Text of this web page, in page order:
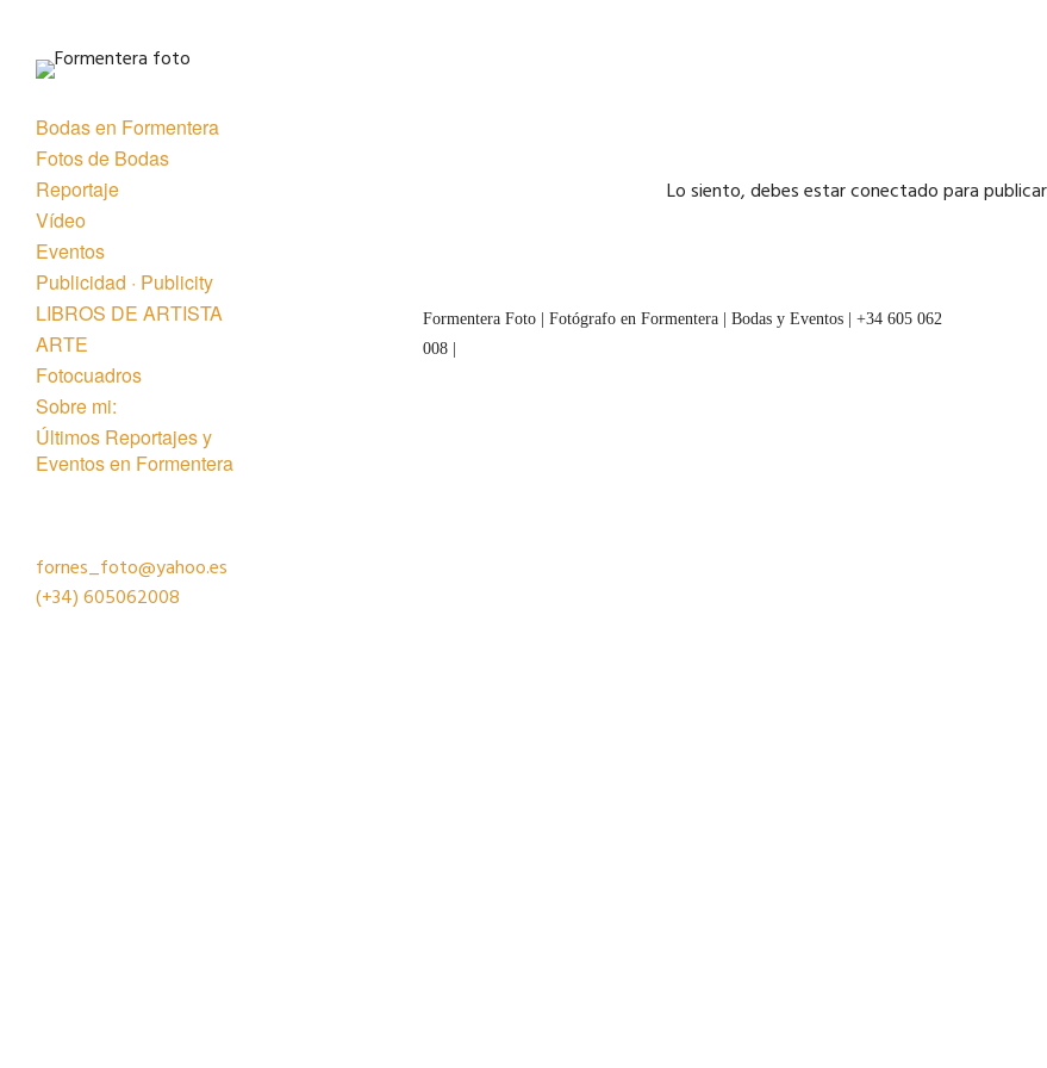
Bodas en Formentera
Fotos de Bodas
Reportaje
Vídeo
Eventos
Publicidad · Publicity
LIBROS DE ARTISTA
ARTE
Fotocuadros
Sobre mi:
Últimos Reportajes y
Eventos en Formentera
fornes_foto@yahoo.es
(+34)605062008
Lo siento, debes estarconectadopara
Formentera Foto | Fotógrafo en Formentera | Bodas y Eventos | +34 605 062
008 |